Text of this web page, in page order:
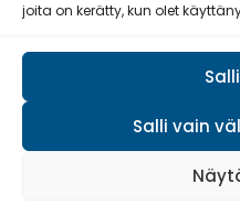
joita on kerätty, kun olet
Salli vain